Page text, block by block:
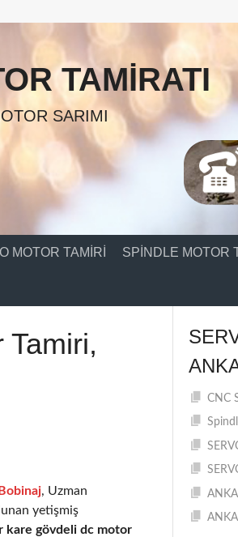
TAMIRATI
SARIMI
MOTOR TAMIRI SPINDLE MOTOR
, Uzman
yetişmiş
kare gövdeli dc motor
CNC